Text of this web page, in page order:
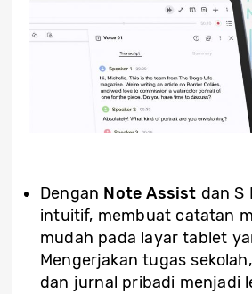
Dengan Note Assist dan S
intuitif, membuat catatan
mudah pada layar tablet
Mengerjakan tugas
dan jurnal pribadi menjadi